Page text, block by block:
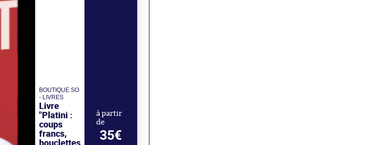
BOUTIQUE SO
- LIVRES
Livre
"Platini :
coups
francs,
à partir
de
35€